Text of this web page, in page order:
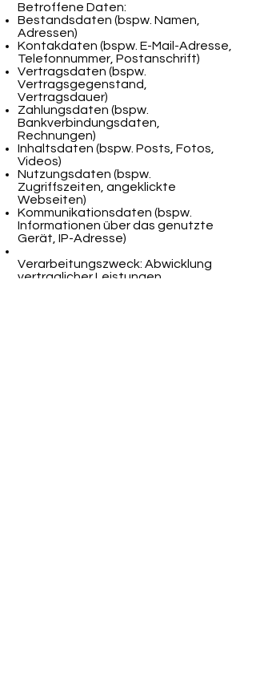
Betroffene Daten:
Bestandsdaten (bspw. Namen,
Adressen)
Kontakdaten (bspw. E-Mail-Adresse,
Telefonnummer, Postanschrift)
Vertragsdaten (bspw.
Vertragsgegenstand,
Vertragsdauer)
Zahlungsdaten (bspw.
Bankverbindungsdaten,
Rechnungen)
Inhaltsdaten (bspw. Posts, Fotos,
Videos)
Nutzungsdaten (bspw.
Zugriffszeiten, angeklickte
Webseiten)
Kommunikationsdaten (bspw.
Informationen über das genutzte
Gerät, IP-Adresse)
Verarbeitungszweck: Abwicklung
vertraglicher Leistungen,